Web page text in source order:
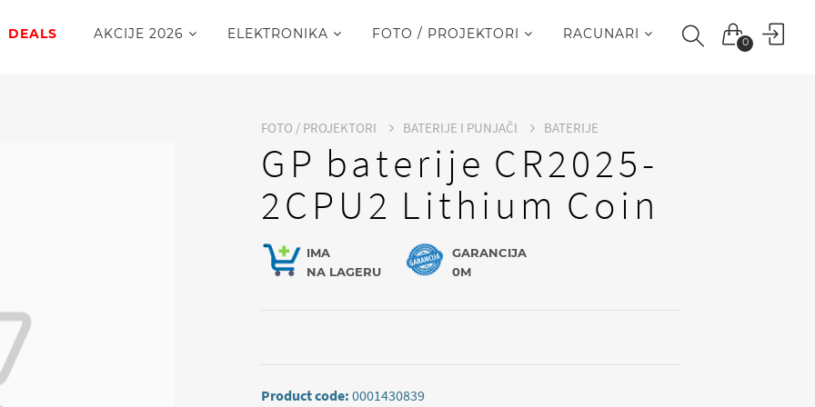
0
DEALS AKCIJE 2026 ELEKTRONIKA FOTO / PROJEKTORI RACUNARI
FOTO / PROJEKTORI BATERIJE I PUNJAČI BATERIJE
GP baterije CR2025-
2CPU2 Lithium Coin
IMA
NA LAGERU
GARANCIJA
0M
Product code:0001430839